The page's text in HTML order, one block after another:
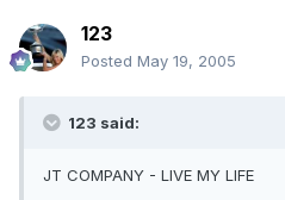
123
Posted May 19, 2005
123 said:
JT COMPANY - LIVE MY LIFE